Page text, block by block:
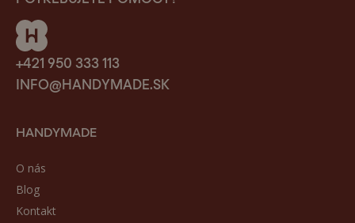
+421 950 333 113
INFO@HANDYMADE.SK
HANDYMADE
O nás
Blog
Kontakt